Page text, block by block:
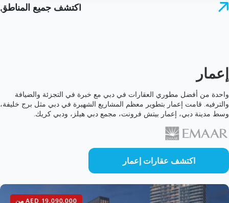
اكتشف جميع المناطق
إعمار
واحدة من أفضل مطوري العقارات في دبي مع خبرة في التجزئة والضيافة
والترفيه. قامت إعمار بتطوير معظم المشاريع الشهيرة في دبي مثل برج خليفة،
وسط مدينة دبي، إعمار بيتش فرونت، مجمع دبي هيلز، ودبي كريك.
اكتشف عقارات إعمار
AED 19,090,000 من